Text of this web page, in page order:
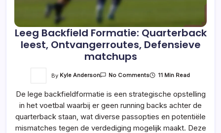
Leeg Backfield Formatie: Quarterback
leest, Ontvangerroutes, Defensieve
matchups
By Kyle Anderson No CommentsOn
Formatie:
Quarterback
Leest,
Ontvangerroutes,
Defensieve
Matchups
11 Min Read
De lege backfieldformatie is een strategische opstelling
in het voetbal waarbij er geen running backs achter de
quarterback staan, wat diverse passopties en potentiële
mismatches tegen de verdediging mogelijk maakt. Deze